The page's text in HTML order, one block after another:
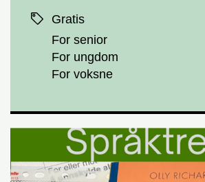
Gratis
For senior
For ungdom
For voksne